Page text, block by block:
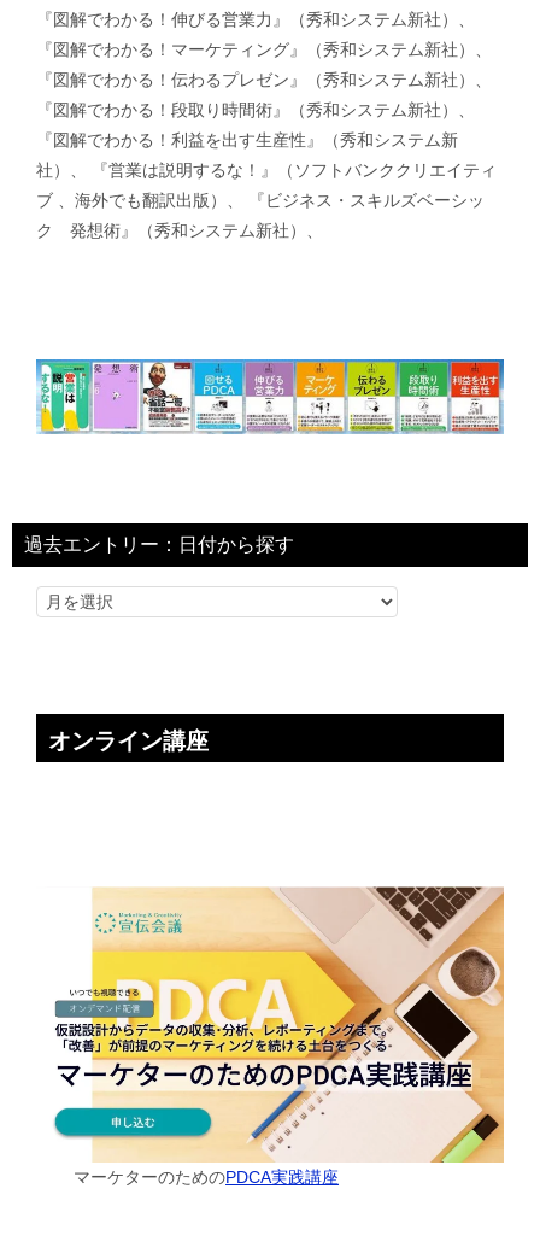
『図解でわかる！伸びる営業力』（秀和システム新社）、
『図解でわかる！マーケティング』（秀和システム新社）、
『図解でわかる！伝わるプレゼン』（秀和システム新社）、
『図解でわかる！段取り時間術』（秀和システム新社）、
『図解でわかる！利益を出す生産性』（秀和システム新
社）、 『営業は説明するな！』（ソフトバンククリエイティ
ブ 、海外でも翻訳出版）、 『ビジネス・スキルズベーシッ
ク 発想術』（秀和システム新社）、
過去エントリー：日付から探す
オンライン講座
マーケターのためのPDCA実践講座